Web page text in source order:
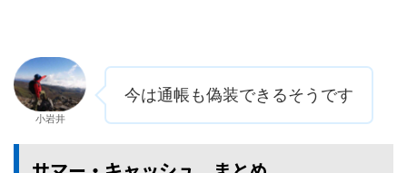
小岩井
今は通帳も偽装できるそうです